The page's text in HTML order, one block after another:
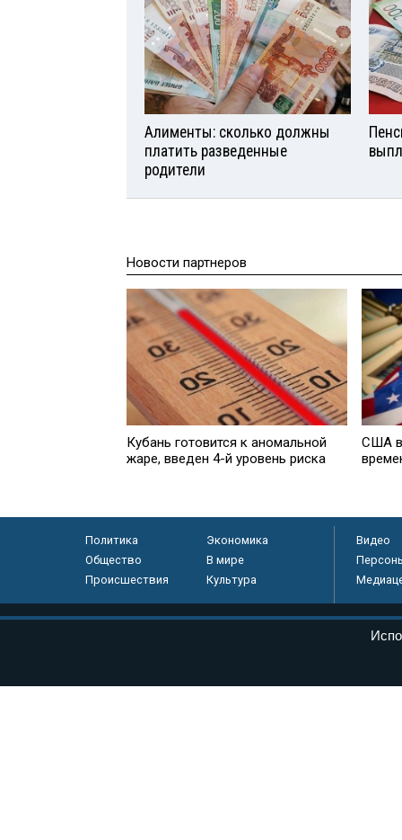
Алименты: сколько должны
платить разведенные
родители
Новости партнеров
Кубань готовится к аномальной
жаре, введен 4-й уровень риска
США
Политика
Экономика
Общество
В мире
Происшествия
Культура
Видео